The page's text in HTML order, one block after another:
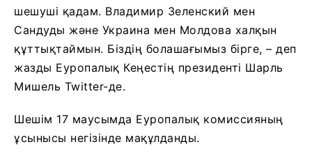
шешуші қадам. Владимир Зеленский мен
Сандуды және Украина мен Молдова халқын
құттықтаймын. Біздің болашағымыз бірге, – деп
жазды Еуропалық Кеңестің президенті Шарль
Мишель Twitter-де.
Шешім 17 маусымда Еуропалық комиссияның
ұсынысы негізінде мақұлданды.